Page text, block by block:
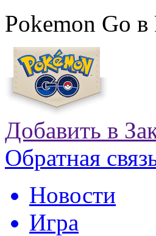
Pokemon Go в
Добавить в
Обратная
Новости
Игра